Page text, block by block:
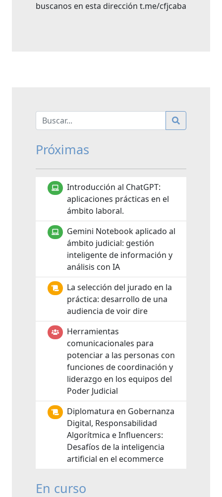
buscanos en esta dirección t.me/cfjcaba
Próximas
Introducción al ChatGPT:
aplicaciones prácticas en el
ámbito laboral.
Gemini Notebook aplicado al
ámbito judicial: gestión
inteligente de información y
análisis con IA
La selección del jurado en la
práctica: desarrollo de una
audiencia de voir dire
Herramientas
comunicacionales para
potenciar a las personas con
funciones de coordinación y
liderazgo en los equipos del
Poder Judicial
Diplomatura en Gobernanza
Digital, Responsabilidad
Algorítmica e Influencers:
Desafíos de la inteligencia
artificial en el ecommerce
En curso